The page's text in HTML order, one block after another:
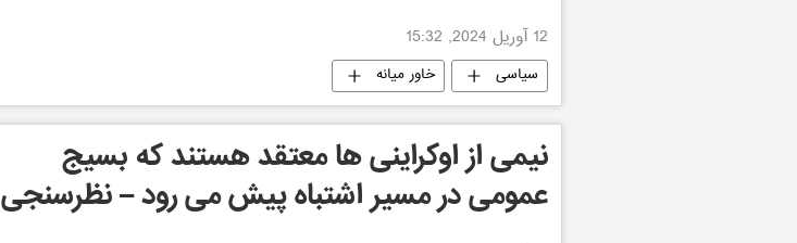
12 آوریل 2024, 15:32
سیاسی خاور میانه
نیمی از اوکراینی ها معتقد هستند که بسیج
عمومی در مسیر اشتباه پیش می رود – نظرسنجی